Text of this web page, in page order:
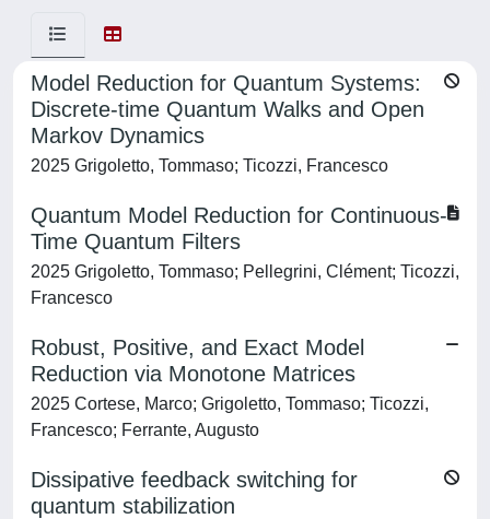
Model Reduction for Quantum Systems:
Discrete-time Quantum Walks and Open
Markov Dynamics
2025 Grigoletto, Tommaso; Ticozzi, Francesco
Quantum Model Reduction for Continuous-
Time Quantum Filters
2025 Grigoletto, Tommaso; Pellegrini, Clément; Ticozzi,
Francesco
Robust, Positive, and Exact Model
Reduction via Monotone Matrices
2025 Cortese, Marco; Grigoletto, Tommaso; Ticozzi,
Francesco; Ferrante, Augusto
Dissipative feedback switching for
quantum stabilization